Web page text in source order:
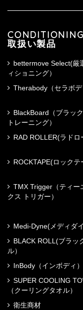
取扱い製品
bettermove Select(厳
ィショニング）
Therabody（セラボデ
BlackBoard（ブラッ
トレーニング）
RAD ROLLER(ラドロ
ROCKTAPE(ロックテ
TMX Trigger（ティー
クス トリガー）
Medi-Dyne(メディダイ
BLACK ROLL(ブラッ
ル）
InBody（インボディ）
SUPER COOLING
（クーリングタオル）
衛生商材